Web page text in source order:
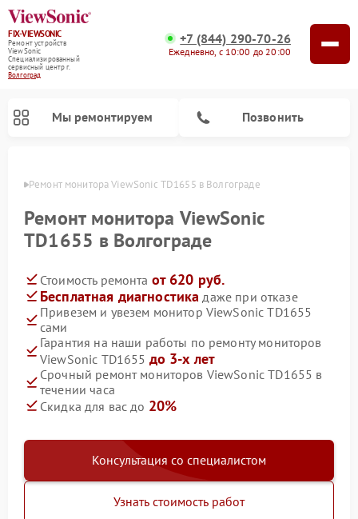
FIX-VIEWSONIC
Ремонт устройств
ViewSonic
Специализированный
cервисный центр г.
Волгоград
+7 (844) 290-70-26
Ежедневно, с 10:00 до 20:00
Мы ремонтируем Позвонить
Ремонт монитора ViewSonic TD1655 в Волгограде
Ремонт монитора ViewSonic
TD1655 в Волгограде
Стоимость ремонта от 620 руб.
Бесплатная диагностика даже при отказе
Привезем и увезем монитор ViewSonic TD1655
сами
Гарантия на наши работы по ремонту мониторов
ViewSonic TD1655 до 3-х лет
Срочный ремонт мониторов ViewSonic TD1655 в
течении часа
Скидка для вас до 20%
Консультация со специалистом
Узнать стоимость работ